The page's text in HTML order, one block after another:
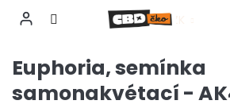
CZK
Euphoria, semínka
samonakvétací -